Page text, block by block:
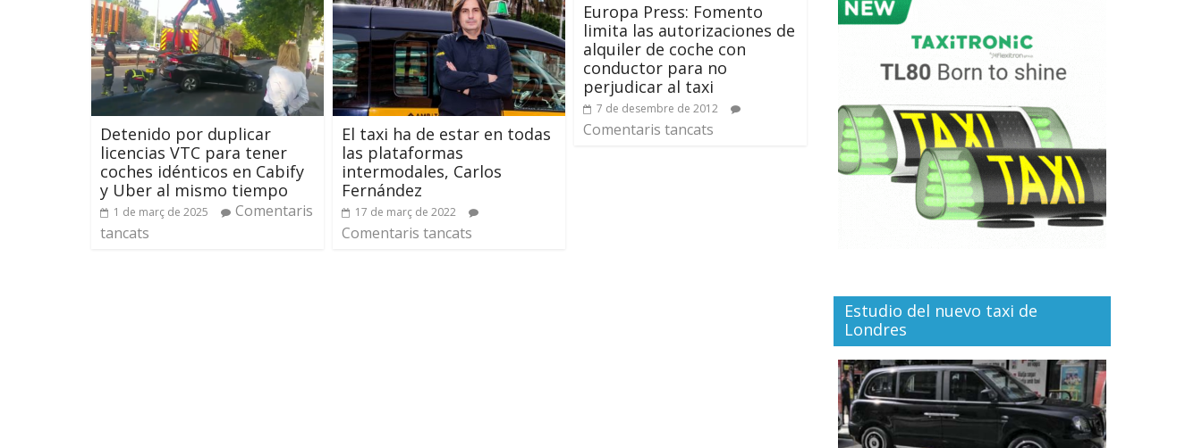
Detenido por duplicar
licencias VTC para tener
coches idénticos en Cabify
y Uber al mismo tiempo
1 de març de 2025
Comentaris
tancats
El taxi ha de estar en todas
las plataformas
intermodales, Carlos
Fernández
17 de març de 2022
Comentaris tancats
Europa Press: Fomento
limita las autorizaciones de
alquiler de coche con
conductor para no
perjudicar al taxi
7 de desembre de 2012
Comentaris tancats
Estudio del nuevo taxi de
Londres